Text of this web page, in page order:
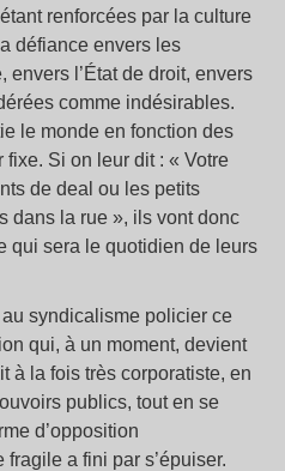
renforcées par la culture
défiance envers les
l’État de droit, envers
comme indésirables.
le monde en fonction des
Si on leur dit : « Votre
de deal ou les petits
dans la rue », ils vont donc
qui sera le quotidien de leurs
syndicalisme policier ce
qui, à un moment, devient
à la fois très corporatiste, en
publics, tout en se
d’opposition
a fini par s’épuiser.